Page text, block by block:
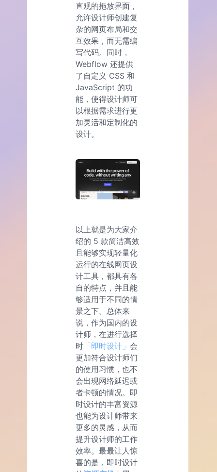
直观的拖放界面，
允许设计师创建复
杂的网页布局和交
互效果，而无需编
写代码。同时，
Webflow 还提供
了自定义 CSS 和
JavaScript 的功
能，使得设计师可
以根据需求进行更
加灵活和定制化的
设计。
以上就是为大家介
绍的 5 款简洁高效
且能够实现轻量化
运行的在线网页设
计工具，都具有各
自的特点，并且能
够适用于不同的情
景之下。总体来
说，作为国内的设
计师，在进行选择
时 「即时设计」 会
更加符合设计师们
的使用习惯，也不
会出现网络延迟或
者卡顿的情况。即
时设计的丰富资源
也能为设计师带来
更多的灵感，从而
提升设计师的工作
效率。最最让人惊
喜的是，即时设计